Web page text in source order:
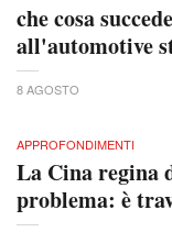
che cosa
all'automotive
8 AGOSTO
APPROFONDIMENTI
La Cina regina
problema: è